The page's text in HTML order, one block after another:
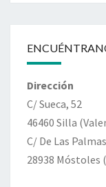
Dirección
C/ Sueca, 52
46460 Silla
C/ De Las
28938 Móstoles